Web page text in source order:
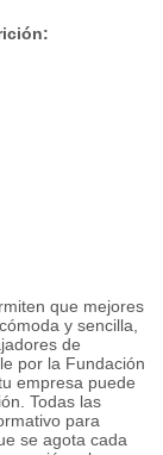
que mejores
y sencilla,
de
por la Fundación
empresa puede
Todas las
para
se agota cada